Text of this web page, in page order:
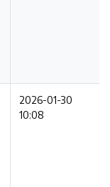
2026-01-30
10:08